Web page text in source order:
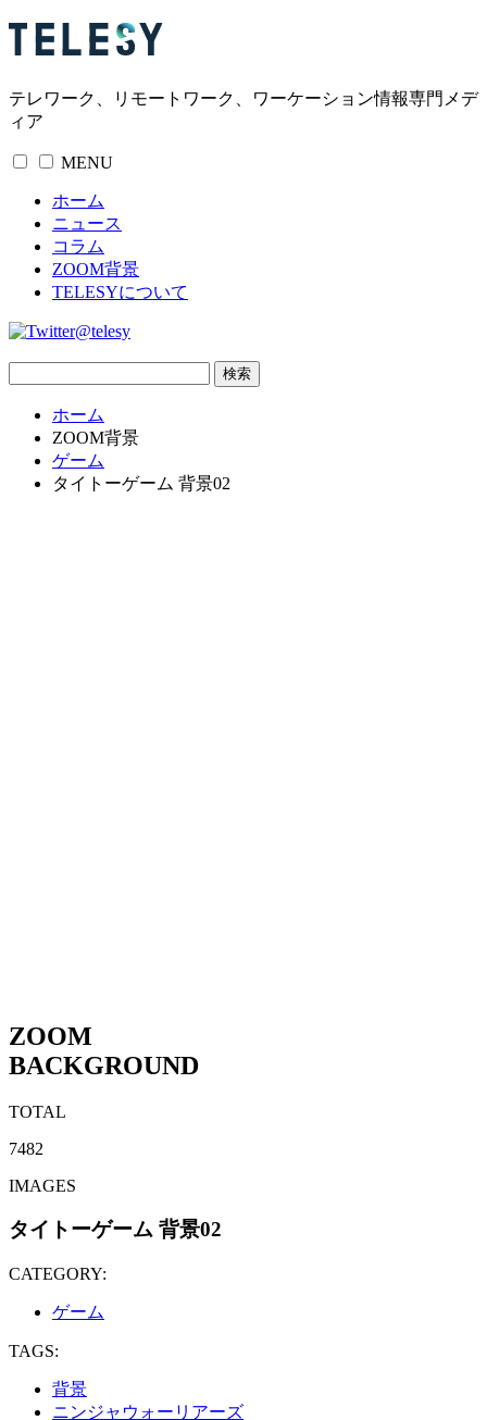
テレワーク、リモートワーク、ワーケーション情報専門メデ
ィア
MENU
ホーム
ニュース
コラム
ZOOM背景
TELESYについて
@telesy
ホーム
ZOOM背景
ゲーム
タイトーゲーム 背景02
ZOOM
BACKGROUND
TOTAL
7482
IMAGES
タイトーゲーム 背景02
CATEGORY:
ゲーム
TAGS:
背景
ニンジャウォーリアーズ